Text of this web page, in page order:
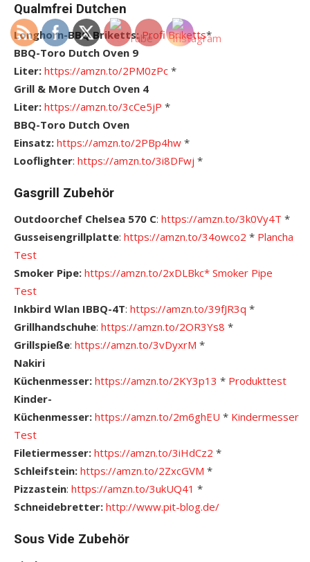
Qualmfrei Dutchen
Longhorn-BBQ Briketts:Profi Briketts*
BBQ-Toro Dutch Oven 9
Liter: https://amzn.to/2PM0zPc *
Grill & More Dutch Oven 4
Liter: https://amzn.to/3cCe5jP *
BBQ-Toro Dutch Oven
Einsatz: https://amzn.to/2PBp4hw *
Looflighter: https://amzn.to/3i8DFwj *
Gasgrill Zubehör
Outdoorchef Chelsea 570 C: https://amzn.to/3k0Vy4T *
Gusseisengrillplatte: https://amzn.to/34owco2 * Plancha
Test
Smoker Pipe: https://amzn.to/2xDLBkc* Smoker Pipe
Test
Inkbird Wlan IBBQ-4T: https://amzn.to/39fJR3q *
Grillhandschuhe: https://amzn.to/2OR3Ys8 *
Grillspieße: https://amzn.to/3vDyxrM *
Nakiri
Küchenmesser: https://amzn.to/2KY3p13 * Produkttest
Kinder-
Küchenmesser: https://amzn.to/2m6ghEU * Kindermesser
Test
Filetiermesser: https://amzn.to/3iHdCz2 *
Schleifstein: https://amzn.to/2ZxcGVM *
Pizzastein: https://amzn.to/3ukUQ41 *
Schneidebretter: http://www.pit-blog.de/
Sous Vide Zubehör